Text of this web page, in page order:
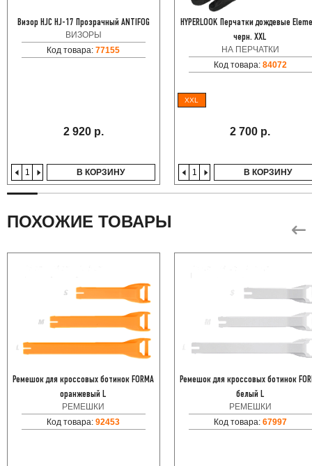
Визор HJC HJ-17 Прозрачный ANTIFOG
ВИЗОРЫ
Код товара:77155
2 920 р.
В КОРЗИНУ
HYPERLOOK Перчатки дождевые
черн. XXL
НА ПЕРЧАТКИ
Код товара: 84072
XXL
2 700 р.
В КОРЗИНУ
ПОХОЖИЕ ТОВАРЫ
Ремешок для кроссовых ботинок FORMA
оранжевый L
РЕМЕШКИ
Код товара:92453
Ремешок для кроссовых ботинок
белый L
РЕМЕШКИ
Код товара: 67997